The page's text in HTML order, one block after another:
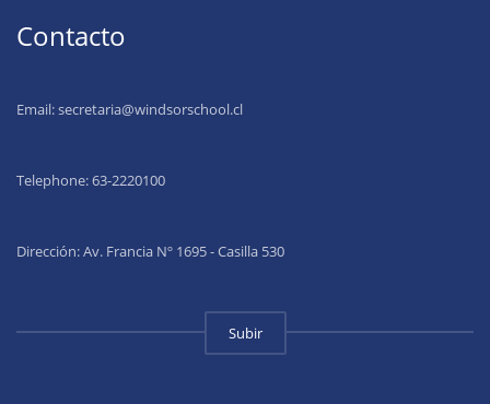
Contacto
Email:secretaria@windsorschool.cl
Telephone: 63-2220100
Dirección: Av. Francia Nº 1695 - Casilla 530
Subir